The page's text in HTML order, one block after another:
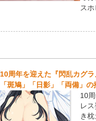
ス
10周年を迎えた『閃乱カグ
「斑鳩」「日影」「両備」
10
レ
き